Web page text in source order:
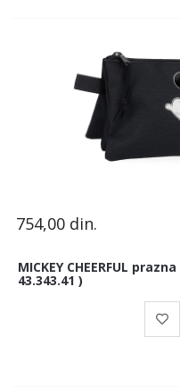
754,00 din.
MICKEY CHEERFUL
43.343.41 )